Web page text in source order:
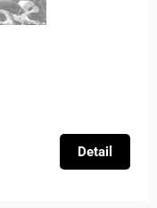
Detail